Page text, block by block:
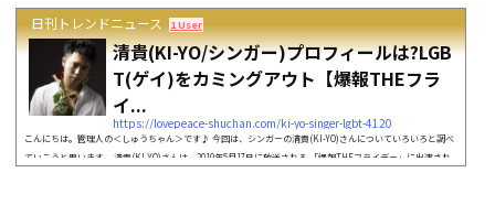
日刊トレンドニュース 1 User
清貴(KI-YO/シンガー)プロフィールは?LGB
T(ゲイ)をカミングアウト【爆報THEフラ
イ...
https://lovepeace-shuchan.com/ki-yo-singer-lgbt-4120
こんにちは。管理人の＜しゅうちゃん＞です♪ 今回は、シンガーの清貴(KI-YO)さんについていろいろと調べ
ていこうと思います。 清貴(KI-YO)さんは、2019年5月17日に放送される 「爆報THEフライデー」に出演され